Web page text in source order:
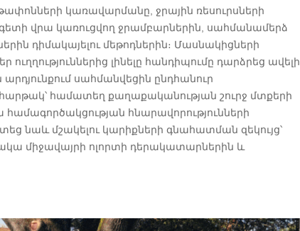
կառավարմանը, ջրային ռեսուրսների
վրա կառուցվող ջրամբարներին, սահմանամերձ
դիմակայելու մեթոդներին։ Մասնակիցների
լինելը հանդիպումը դարձրեց ավելի
սահմանվեցին ընդհանուր
համատեղ քաղաքականության շուրջ մտքերի
հնարավորությունների
նաև մշակելու կարիքների գնահատման զեկույց՝
միջավայրի ոլորտի դերակատարներին և